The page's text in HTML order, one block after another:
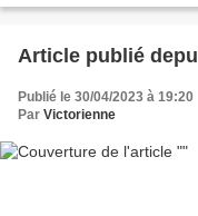
Publié le 30/04/2023 à 19:20
Par Victorienne